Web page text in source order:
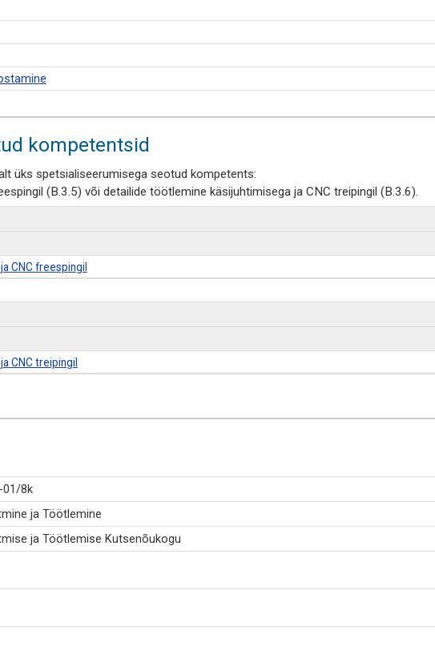
kompetentsid
üks spetsialiseerumisega seotud kompetents:
(B.3.5) või detailide töötlemine käsijuhtimisega ja CNC treipingil (B.3.6).
CNC freespingil
CNC treipingil
01/8k
ja Töötlemine
ja Töötlemise Kutsenõukogu